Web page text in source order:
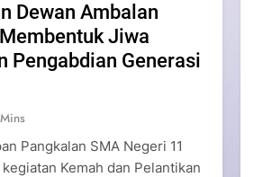
Dewan Ambalan
Jiwa
Pengabdian Generasi
Pangkalan SMA Negeri 11
Kemah dan Pelantikan